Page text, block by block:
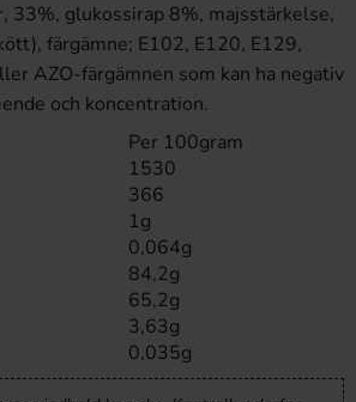
33%, glukossirap 8%, majsstärkelse,
färgämne; E102, E120, E129,
AZO-färgämnen som kan ha negativ
och koncentration.
Per 100gram
1530
366
1g
0,064g
84,2g
65,2g
3,63g
0,035g